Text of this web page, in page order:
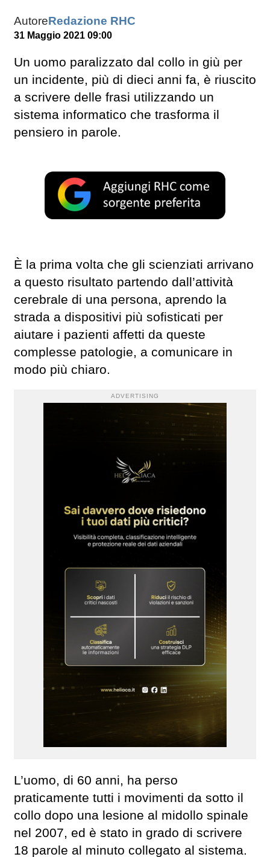
AutoreRedazione RHC
31 Maggio 2021 09:00
Un uomo paralizzato dal collo in giù per
un incidente, più di dieci anni fa, è riuscito
a scrivere delle frasi utilizzando un
sistema informatico che trasforma il
pensiero in parole.
È la prima volta che gli scienziati arrivano
a questo risultato partendo dall’attività
cerebrale di una persona, aprendo la
strada a dispositivi più sofisticati per
aiutare i pazienti affetti da queste
complesse patologie, a comunicare in
modo più chiaro.
ADVERTISING
L’uomo, di 60 anni, ha perso
praticamente tutti i movimenti da sotto il
collo dopo una lesione al midollo spinale
nel 2007, ed è stato in grado di scrivere
18 parole al minuto collegato al sistema.